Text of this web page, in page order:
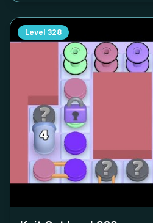
Level 328